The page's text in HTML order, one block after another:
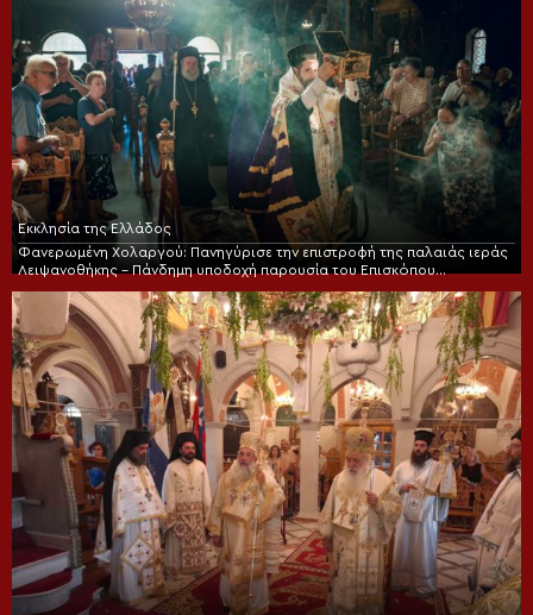
Εκκλησία της Ελλάδος
Φανερωμένη Χολαργού: Πανηγύρισε την επιστροφή της παλαιάς ιεράς
Λειψανοθήκης – Πάνδημη υποδοχή παρουσία του Επισκόπου